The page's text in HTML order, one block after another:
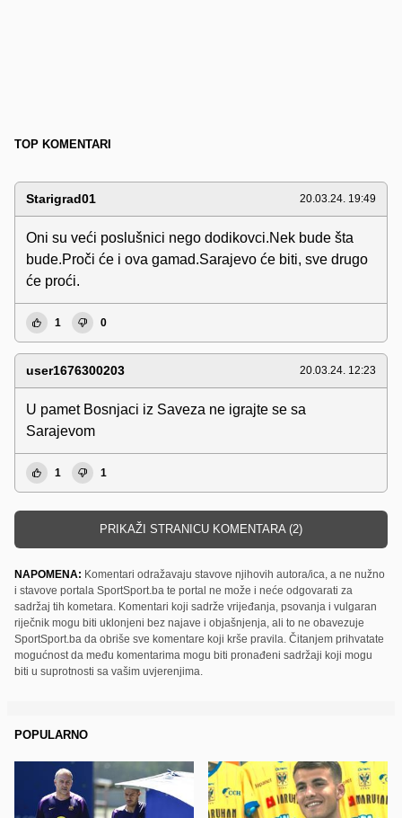
TOP KOMENTARI
Starigrad01 20.03.24. 19:49
Oni su veći poslušnici nego dodikovci.Nek bude šta
bude.Proči će i ova gamad.Sarajevo će biti, sve drugo
će proći.
1 0
user1676300203 20.03.24. 12:23
U pamet Bosnjaci iz Saveza ne igrajte se sa
Sarajevom
1 1
PRIKAŽI STRANICU KOMENTARA (2)
NAPOMENA: Komentari odražavaju stavove njihovih autora/ica, a ne nužno
i stavove portala SportSport.ba te portal ne može i neće odgovarati za
sadržaj tih kometara. Komentari koji sadrže vrijeđanja, psovanja i vulgaran
riječnik mogu biti uklonjeni bez najave i objašnjenja, ali to ne obavezuje
SportSport.ba da obriše sve komentare koji krše pravila. Čitanjem prihvatate
mogućnost da među komentarima mogu biti pronađeni sadržaji koji mogu
biti u suprotnosti sa vašim uvjerenjima.
POPULARNO